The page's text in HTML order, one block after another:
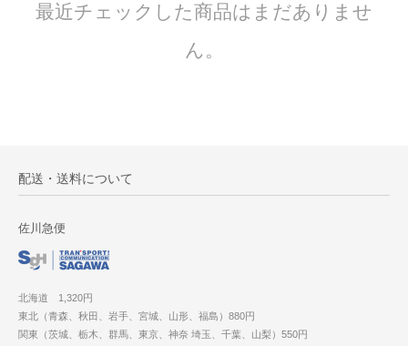
最近チェックした商品はまだありませ
ん。
配送・送料について
佐川急便
北海道 1,320円
東北（青森、秋田、岩手、宮城、山形、福島）880円
関東（茨城、栃木、群馬、東京、神奈 埼玉、千葉、山梨）550円